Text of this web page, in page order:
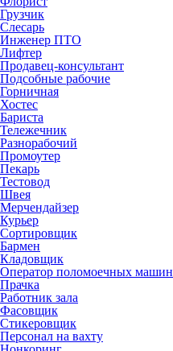
Грузчик
Слесарь
Инженер ПТО
Лифтер
Продавец-консультант
Подсобные рабочие
Горничная
Хостес
Бариста
Тележечник
Разнорабочий
Промоутер
Пекарь
Тестовод
Швея
Мерчендайзер
Курьер
Сортировщик
Бармен
Кладовщик
Оператор поломоечных машин
Прачка
Работник зала
Фасовщик
Стикеровщик
Персонал на вахту